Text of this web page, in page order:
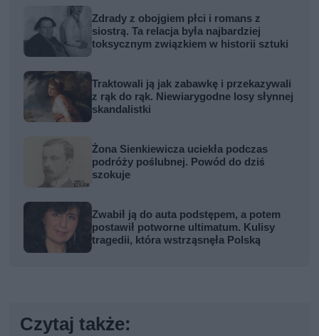
Zdrady z obojgiem płci i romans z
siostrą. Ta relacja była najbardziej
toksycznym związkiem w historii sztuki
Traktowali ją jak zabawkę i przekazywali
z rąk do rąk. Niewiarygodne losy słynnej
skandalistki
Żona Sienkiewicza uciekła podczas
podróży poślubnej. Powód do dziś
szokuje
Zwabił ją do auta podstępem, a potem
postawił potworne ultimatum. Kulisy
tragedii, która wstrząsnęła Polską
Czytaj także: